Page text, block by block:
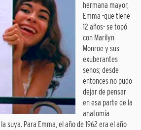
hermana mayor,
Emma -que tiene
12 años- se topó
con Marilyn
Monroe y sus
exuberantes
senos; desde
entonces no pudo
dejar de pensar
en esa parte de la
anatomía
suya. Para Emma, el año de 1962 era el año